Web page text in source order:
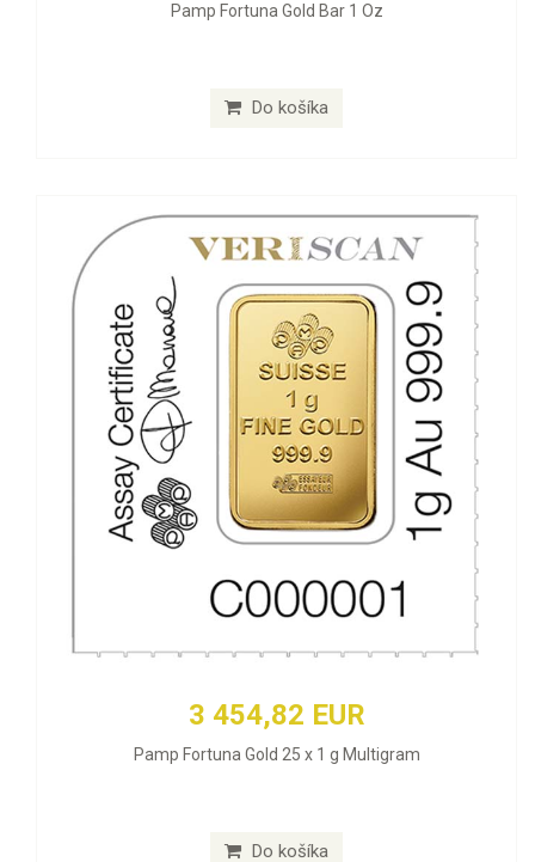
Pamp Fortuna Gold Bar 1 Oz
Do košíka
3 454,82 EUR
Pamp Fortuna Gold 25 x 1 g Multigram
Do košíka